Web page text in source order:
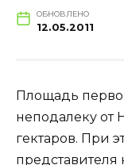
ОБНОВЛЕНО
12.05.2011
Площадь
неподалеку от
гектаров. При
представителя